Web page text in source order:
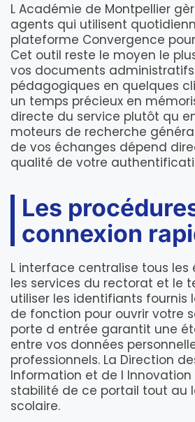
L Académie de Montpellier
agents qui utilisent
plateforme Convergence
Cet outil reste le moyen le
vos documents
pédagogiques en quelques
un temps précieux en
directe du service plutôt qu
moteurs de recherche
de vos échanges dépend
qualité de votre
Les
connexion
L interface centralise tous les
les services du rectorat et le
utiliser les identifiants fournis
de fonction pour ouvrir votre
porte d entrée garantit une
entre vos données
professionnels. La Direction
Information et de l Innovation
stabilité de ce portail tout au
scolaire.